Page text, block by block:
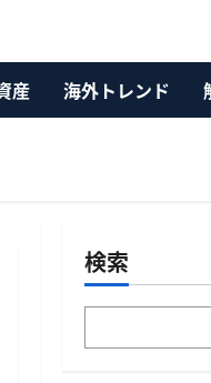
産 海外トレンド
検索